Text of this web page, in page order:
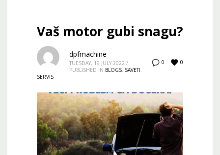
Vaš motor gubi snagu?
0 0
dpfmachine
TUESDAY, 19 JULY 2022 /
PUBLISHED IN BLOGS, SAVETI,
SERVIS